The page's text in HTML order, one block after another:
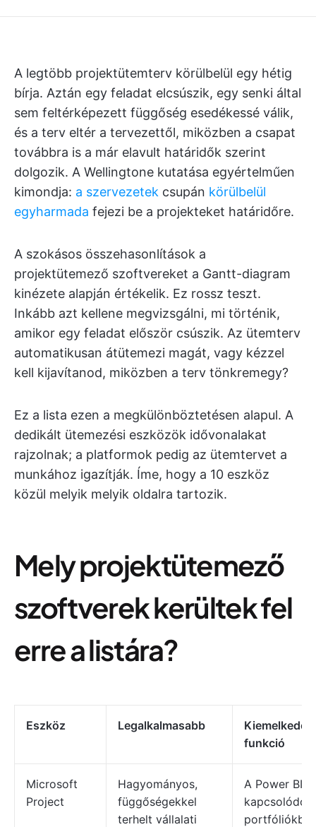
A legtöbb projektütemterv körülbelül egy hétig
bírja. Aztán egy feladat elcsúszik, egy senki által
sem feltérképezett függőség esedékessé válik,
és a terv eltér a tervezettől, miközben a csapat
továbbra is a már elavult határidők szerint
dolgozik. A Wellingtone kutatása egyértelműen
kimondja: a szervezetek csupán körülbelül
egyharmada fejezi be a projekteket határidőre.
A szokásos összehasonlítások a
projektütemező szoftvereket a Gantt-diagram
kinézete alapján értékelik. Ez rossz teszt.
Inkább azt kellene megvizsgálni, mi történik,
amikor egy feladat először csúszik. Az ütemterv
automatikusan átütemezi magát, vagy kézzel
kell kijavítanod, miközben a terv tönkremegy?
Ez a lista ezen a megkülönböztetésen alapul. A
dedikált ütemezési eszközök idővonalakat
rajzolnak; a platformok pedig az ütemtervet a
munkához igazítják. Íme, hogy a 10 eszköz
közül melyik melyik oldalra tartozik.
Mely projektütemező
szoftverek kerültek fel
erre a listára?
Eszköz Legalkalmasabb
Kiemelkedő
funkció
Microsoft
Project
Hagyományos,
függőségekkel
terhelt vállalati
A Power BI-
kapcsolódó